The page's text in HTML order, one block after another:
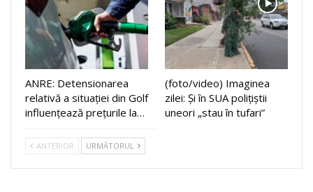
ANRE: Detensionarea
relativă a situației din Golf
influențează prețurile la…
(foto/video) Imaginea
zilei: Și în SUA polițiștii
uneori „stau în tufari”
ANTERIOR URMĂTORUL